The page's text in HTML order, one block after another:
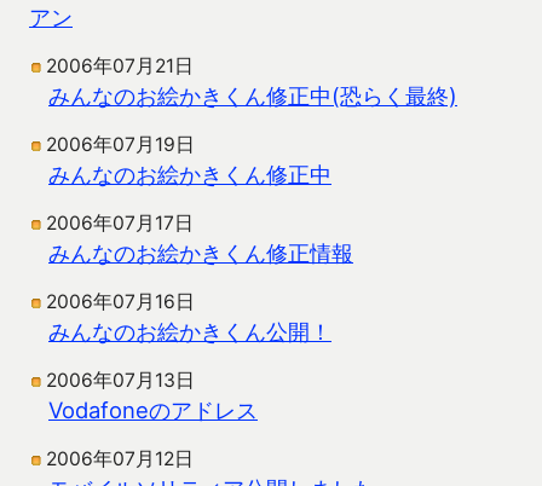
アン
2006年07月21日
みんなのお絵かきくん修正中(恐らく最終)
2006年07月19日
みんなのお絵かきくん修正中
2006年07月17日
みんなのお絵かきくん修正情報
2006年07月16日
みんなのお絵かきくん公開！
2006年07月13日
Vodafoneのアドレス
2006年07月12日